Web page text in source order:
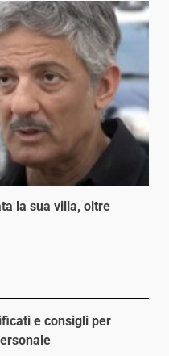
la sua villa, oltre
e consigli per